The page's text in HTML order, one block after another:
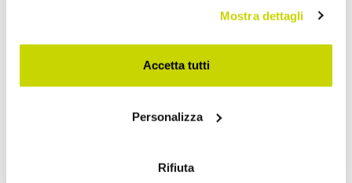
modificare o revocare il proprio consenso in qualsiasi
momento dalla Dichiarazione sui cookie o facendo clic
sull'icona di attivazione della privacy.
raccogliere informazioni sulla tua posizione
Identificare il tuo dispositivo, scansionandolo
Mostra dettagli
Accetta tutti
Personalizza
Rifiuta
£ 986,14 - 20%
Top Made in Italy -
£ 639,44 - 20%